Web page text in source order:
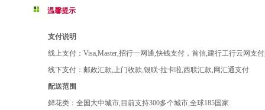
温馨提示
支付说明
线上支付：Visa,Master,招行一网通,快钱支付，首信,建行工行云网支
线下支付：邮政汇款,上门收款,银联·拉卡啦,西联汇款,网汇通支付
配送范围
鲜花类：全国大中城市,目前支持300多个城市,全球185国家.